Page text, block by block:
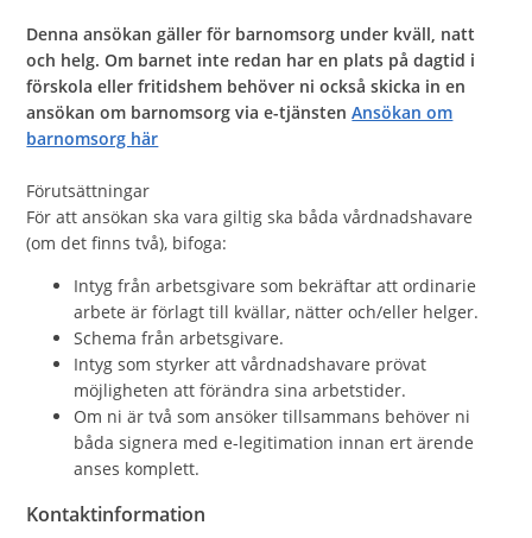
Denna ansökan gäller för barnomsorg under kväll, natt
och helg. Om barnet inte redan har en plats på dagtid i
förskola eller fritidshem behöver ni också skicka in en
ansökan om barnomsorg via e-tjänstenAnsökan om
barnomsorg här
Förutsättningar
För att ansökan ska vara giltig ska båda vårdnadshavare
(om det finns två), bifoga:
Intyg från arbetsgivare som bekräftar att ordinarie
arbete är förlagt till kvällar, nätter och/eller helger.
Schema från arbetsgivare.
Intyg som styrker att vårdnadshavare prövat
möjligheten att förändra sina arbetstider.
Om ni är två som ansöker tillsammans behöver ni
båda signera med e-legitimation innan ert ärende
anses komplett.
Kontaktinformation